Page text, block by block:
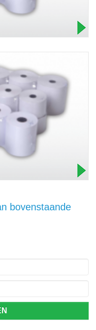
bovenstaande